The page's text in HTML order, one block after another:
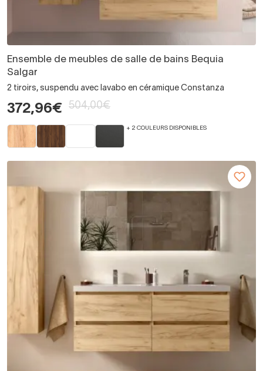
Ensemble de meubles de salle de bains Bequia
Salgar
2 tiroirs, suspendu avec lavabo en céramique Constanza
372,96€ 504,00€
+ 2 COULEURS DISPONIBLES